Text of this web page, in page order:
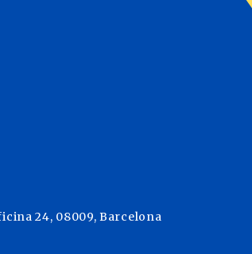
24, 08009, Barcelona